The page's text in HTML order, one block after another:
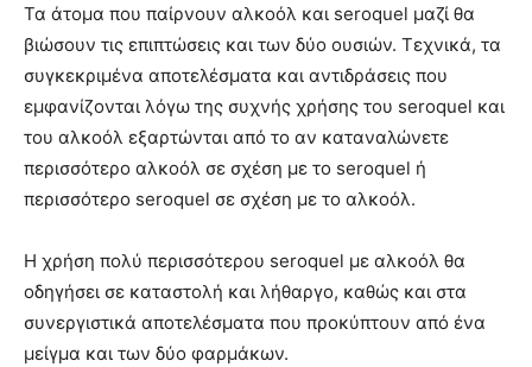
Τα άτομα που παίρνουν αλκοόλ και seroquel μαζί θα
βιώσουν τις επιπτώσεις και των δύο ουσιών. Τεχνικά, τα
συγκεκριμένα αποτελέσματα και αντιδράσεις που
εμφανίζονται λόγω της συχνής χρήσης του seroquel και
του αλκοόλ εξαρτώνται από το αν καταναλώνετε
περισσότερο αλκοόλ σε σχέση με το seroquel ή
περισσότερο seroquel σε σχέση με το αλκοόλ.
Η χρήση πολύ περισσότερου seroquel με αλκοόλ θα
οδηγήσει σε καταστολή και λήθαργο, καθώς και στα
συνεργιστικά αποτελέσματα που προκύπτουν από ένα
μείγμα και των δύο φαρμάκων.